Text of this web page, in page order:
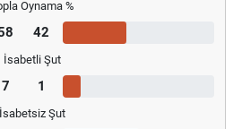
Oynama %
42
İsabetli Şut
7 1
İsabetsiz Şut